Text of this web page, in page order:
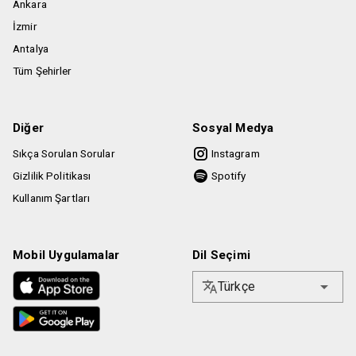
Ankara
İzmir
Antalya
Tüm Şehirler
Diğer
Sıkça Sorulan Sorular
Gizlilik Politikası
Kullanım Şartları
Sosyal Medya
Instagram
Spotify
Mobil Uygulamalar Dil Seçimi
Türkçe